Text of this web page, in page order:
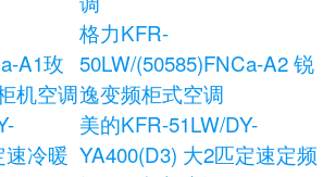
A1玫
机空调
格力KFR-
50LW/(50585)FNCa-A2 锐
逸变频柜式空调
速冷暖
美的KFR-51LW/DY-
YA400(D3) 大2匹定速定频